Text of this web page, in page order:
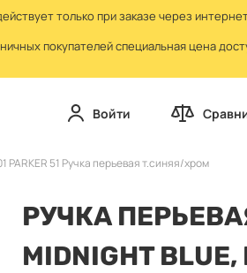
только при заказе через
покупателей специальная цена
Войти
PARKER 51 Ручка перьевая т.синяя/хром
РУЧКА ПЕРЬЕВАЯ
MIDNIGHT